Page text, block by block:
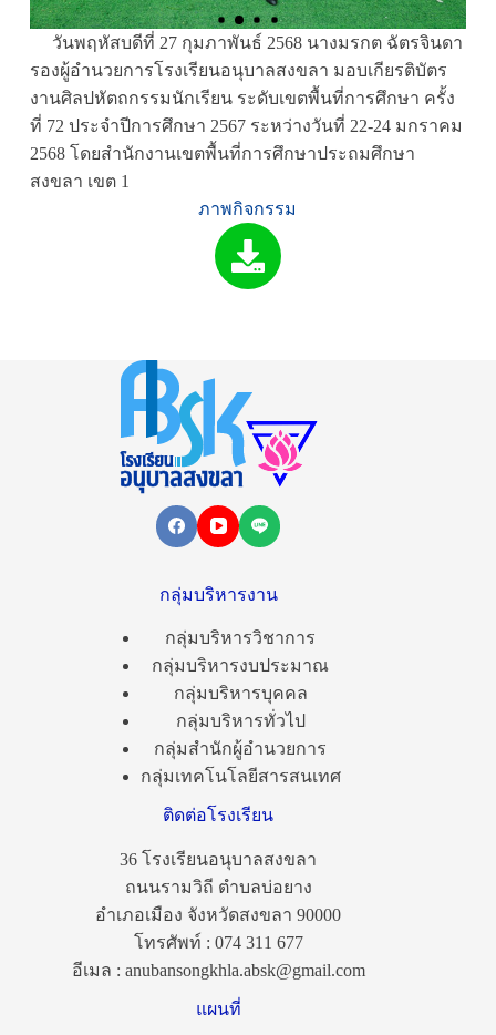
วันพฤหัสบดีที่ 27 กุมภาพันธ์ 2568 นางมรกต ฉัตรจินดา
รองผู้อำนวยการโรงเรียนอนุบาลสงขลา มอบเกียรติบัตร
งานศิลปหัตถกรรมนักเรียน ระดับเขตพื้นที่การศึกษา ครั้ง
ที่ 72 ประจำปีการศึกษา 2567 ระหว่างวันที่ 22-24 มกราคม
2568 โดยสำนักงานเขตพื้นที่การศึกษาประถมศึกษา
สงขลา เขต 1
ภาพกิจกรรม
กลุ่มบริหารงาน
กลุ่มบริหารวิชาการ
กลุ่มบริหารงบประมาณ
กลุ่มบริหารบุคคล
กลุ่มบริหารทั่วไป
กลุ่มสำนักผู้อำนวยการ
กลุ่มเทคโนโลยีสารสนเทศ
ติดต่อโรงเรียน
36 โรงเรียนอนุบาลสงขลา
ถนนรามวิถี ตำบลบ่อยาง
อำเภอเมือง จังหวัดสงขลา 90000
โทรศัพท์ : 074 311 677
อีเมล : anubansongkhla.absk@gmail.com
แผนที่